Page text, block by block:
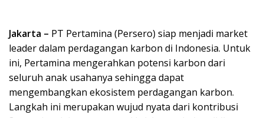
Jakarta – PT Pertamina (Persero) siap menjadi market
leader dalam perdagangan karbon di Indonesia. Untuk
ini, Pertamina mengerahkan potensi karbon dari
seluruh anak usahanya sehingga dapat
mengembangkan ekosistem perdagangan karbon.
Langkah ini merupakan wujud nyata dari kontribusi